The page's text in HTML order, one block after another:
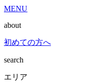
MENU
about
初めての方へ
search
エリア